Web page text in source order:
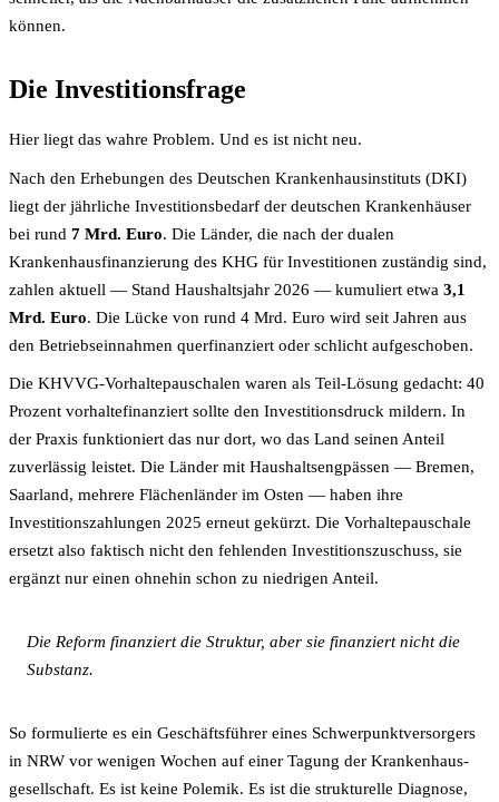
können.
Die Investitions­frage
Hier liegt das wahre Problem. Und es ist nicht neu.
Nach den Erhebungen des Deutschen Krankenhaus­instituts (DKI)
liegt der jährliche Investitions­bedarf der deutschen Krankenhäuser
bei rund 7 Mrd. Euro. Die Länder, die nach der dualen
Krankenhaus­finanzierung des KHG für Investitionen zuständig sind,
zahlen aktuell — Stand Haushaltsjahr 2026 — kumuliert etwa 3,1
Mrd. Euro. Die Lücke von rund 4 Mrd. Euro wird seit Jahren aus
den Betriebs­einnahmen quer­finanziert oder schlicht aufgeschoben.
Die KHVVG-Vorhalte­pauschalen waren als Teil-Lösung gedacht: 40
Prozent vorhaltefinanziert sollte den Investitions­druck mildern. In
der Praxis funktioniert das nur dort, wo das Land seinen Anteil
zuverlässig leistet. Die Länder mit Haushalts­engpässen — Bremen,
Saarland, mehrere Flächen­länder im Osten — haben ihre
Investitions­zahlungen 2025 erneut gekürzt. Die Vorhalte­pauschale
ersetzt also faktisch nicht den fehlenden Investitions­zuschuss, sie
ergänzt nur einen ohnehin schon zu niedrigen Anteil.
Die Reform finanziert die Struktur, aber sie finanziert nicht die
Substanz.
So formulierte es ein Geschäfts­führer eines Schwerpunkt­versorgers
in NRW vor wenigen Wochen auf einer Tagung der Krankenhaus­
gesellschaft. Es ist keine Polemik. Es ist die strukturelle Diagnose,